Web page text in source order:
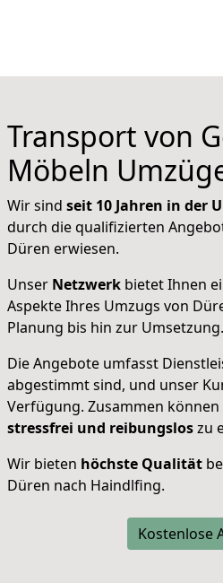
Transport von
Möbeln
Wir sind seit 10 Jahren in der
durch die qualifizierten
Düren erwiesen.
Unser Netzwerk bietet Ihnen
Aspekte Ihres Umzugs von
Planung bis hin zur Umsetzung.
Die Angebote umfasst
abgestimmt sind, und unser
Verfügung. Zusammen
stressfrei und reibungsloszu
Wir bieten höchste Qualität
Düren nach Haindlfing.
Kostenlose